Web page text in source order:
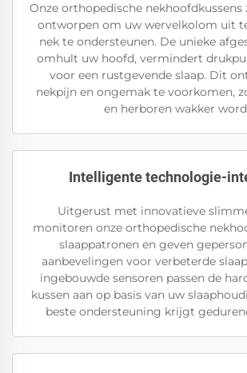
Onze orthopedische
ontworpen om uw wervelkolom uit
nek te ondersteunen. De unieke
omhult uw hoofd, vermindert
voor een rustgevende slaap. Dit
nekpijn en ongemak te voorkomen,
en herboren wakker
Intelligente technologie-
Uitgerust met innovatieve
monitoren onze orthopedische
slaappatronen en geven
aanbevelingen voor verbeterde
ingebouwde sensoren passen de
kussen aan op basis van uw
beste ondersteuning krijgt